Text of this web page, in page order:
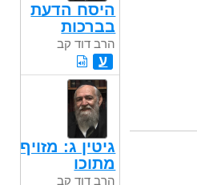
היסח הדעת
בברכות
הרב דוד קב
ע
גיטין ג: מזויף
מתוכו
הרב דוד קב